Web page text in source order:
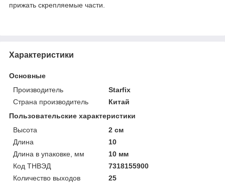
прижать скрепляемые части.
Характеристики
Основные
Производитель
Starfix
Страна производитель
Китай
Пользовательские характеристики
Высота
2 см
Длина
10
Длина в упаковке, мм
10 мм
Код ТНВЭД
7318155900
Количество выходов
25